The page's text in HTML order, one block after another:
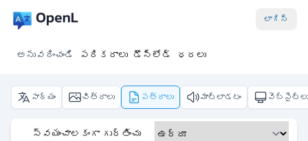
లాగిన్
అనువదించండి పరికరాలు డౌన్‌లోడ్ ధరలు
పాఠ్యం చిత్రాలు పత్రాలు మాట్లాడటం వెబ్‌సైట్లు
స్వయంచాలకంగా గుర్తించు